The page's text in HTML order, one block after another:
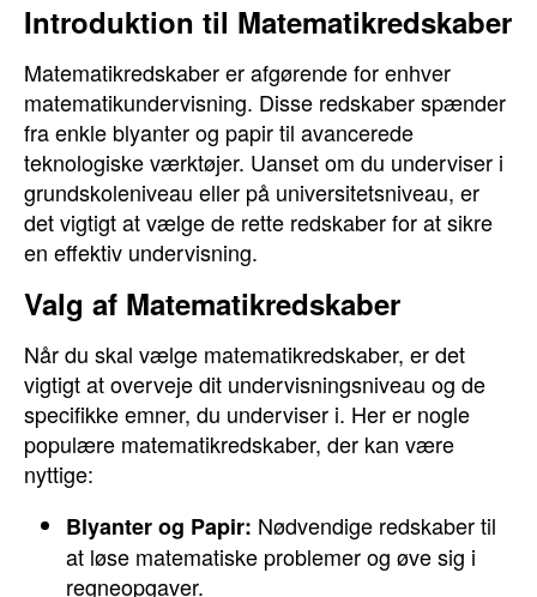
Introduktion til Matematikredskaber
Matematikredskaber er afgørende for enhver
matematikundervisning. Disse redskaber spænder
fra enkle blyanter og papir til avancerede
teknologiske værktøjer. Uanset om du underviser i
grundskoleniveau eller på universitetsniveau, er
det vigtigt at vælge de rette redskaber for at sikre
en effektiv undervisning.
Valg af Matematikredskaber
Når du skal vælge matematikredskaber, er det
vigtigt at overveje dit undervisningsniveau og de
specifikke emner, du underviser i. Her er nogle
populære matematikredskaber, der kan være
nyttige:
Blyanter og Papir: Nødvendige redskaber til
at løse matematiske problemer og øve sig i
regneopgaver.